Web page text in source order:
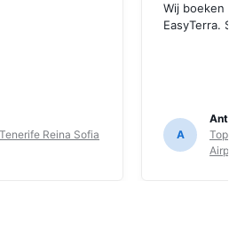
Reina Sofia
Wij boeken
EasyTerra.
A